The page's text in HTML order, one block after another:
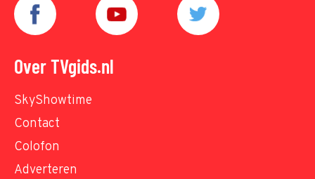
Over TVgids.nl
SkyShowtime
Contact
Colofon
Adverteren